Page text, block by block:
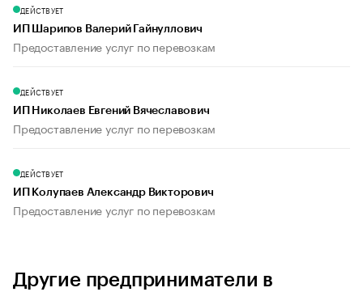
ДЕЙСТВУЕТ
ИП Шарипов Валерий Гайнуллович
Предоставление услуг по перевозкам
ДЕЙСТВУЕТ
ИП Николаев Евгений Вячеславович
Предоставление услуг по перевозкам
ДЕЙСТВУЕТ
ИП Колупаев Александр Викторович
Предоставление услуг по перевозкам
Другие предприниматели в